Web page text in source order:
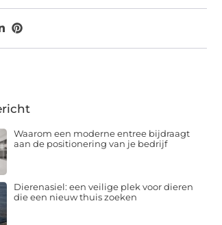
Waarom een moderne entree bijdraagt
aan de positionering van je bedrijf
Dierenasiel: een veilige plek voor dieren
die een nieuw thuis zoeken